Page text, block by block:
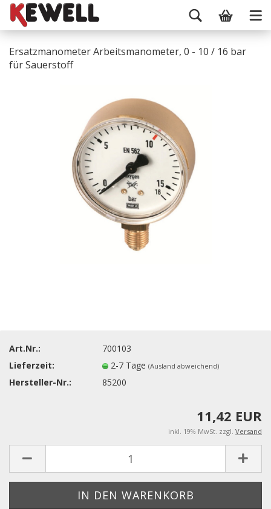
Ersatzmanometer Arbeitsmanometer, 0 - 10 / 16 bar
für Sauerstoff
Art.Nr.:
700103
Lieferzeit:
2-7 Tage(Ausland abweichend)
Hersteller-Nr.: 85200
11,42 EUR
inkl. 19% MwSt. zzgl. Versand